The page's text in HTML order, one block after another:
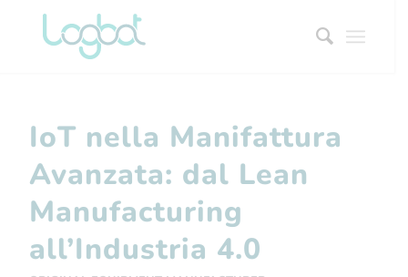
IoT nella Manifattura
Avanzata: dal Lean
Manufacturing
all’Industria 4.0